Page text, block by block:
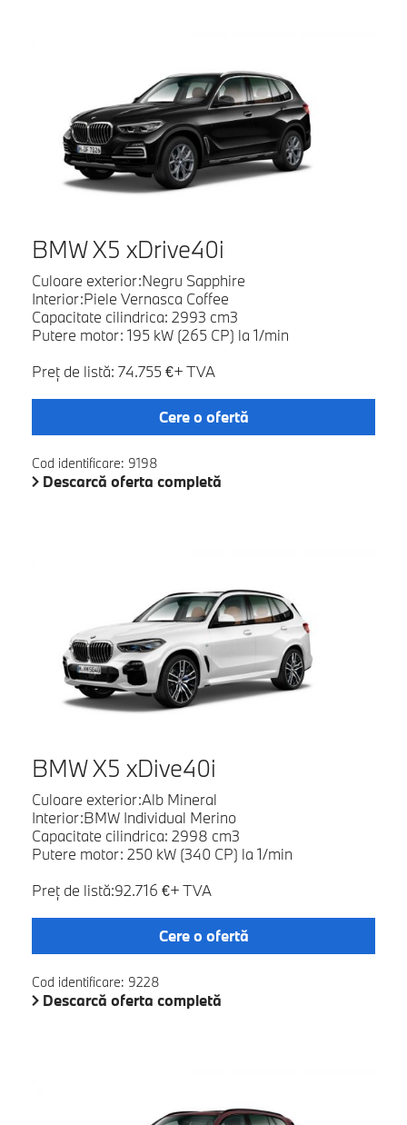
BMW X5 xDrive40i
Culoare exterior:Negru Sapphire
Interior:Piele Vernasca Coffee
Capacitate cilindrica: 2993 cm3
Putere motor: 195 kW (265 CP) la 1/min
Preţ de listă: 74.755 €+ TVA
Cere o ofertă
Cod identificare: 9198
Descarcă oferta completă
BMW X5 xDive40i
Culoare exterior:Alb Mineral
Interior:BMW Individual Merino
Capacitate cilindrica: 2998 cm3
Putere motor: 250 kW (340 CP) la 1/min
Preţ de listă:92.716 €+ TVA
Cere o ofertă
Cod identificare: 9228
Descarcă oferta completă